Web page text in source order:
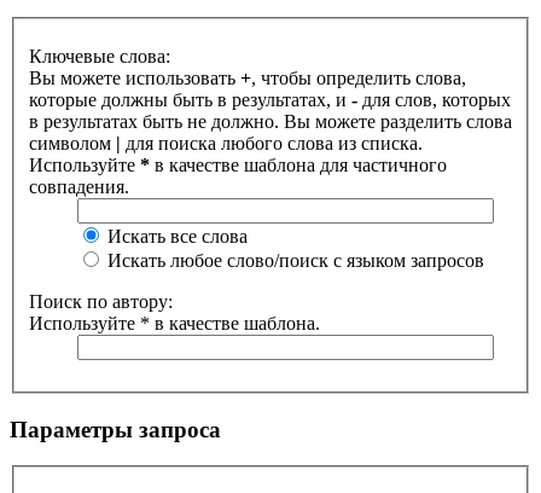
Ключевые слова:
Вы можете использовать +, чтобы определить слова,
которые должны быть в результатах, и - для слов, которых
в результатах быть не должно. Вы можете разделить слова
символом | для поиска любого слова из списка.
Используйте * в качестве шаблона для частичного
совпадения.
Искать все слова
Искать любое слово/поиск с языком запросов
Поиск по автору:
Используйте * в качестве шаблона.
Параметры запроса